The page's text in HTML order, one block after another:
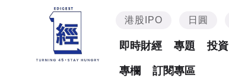
港股IPO 日圓
即時財經 專題 投資
專欄 訂閱專區